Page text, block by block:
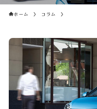
ホーム コラム